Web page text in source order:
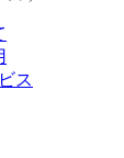
ス